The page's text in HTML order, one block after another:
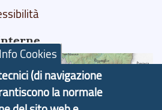
Info Cookies
(di navigazione
la normale